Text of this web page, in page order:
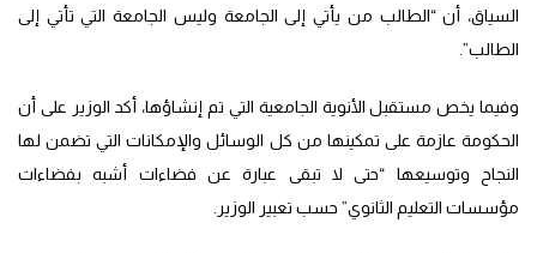
السياق، أن “الطالب من يأتي إلى الجامعة وليس الجامعة التي تأتي إلى
الطالب”.
وفيما يخص مستقبل الأنوية الجامعية التي تم إنشاؤها، أكد الوزير على أن
الحكومة عازمة على تمكينها من كل الوسائل والإمكانات التي تضمن لها
النجاح وتوسيعها “حتى لا تبقى عبارة عن فضاءات أشبه بفضاءات
مؤسسات التعليم الثانوي” حسب تعبير الوزير.